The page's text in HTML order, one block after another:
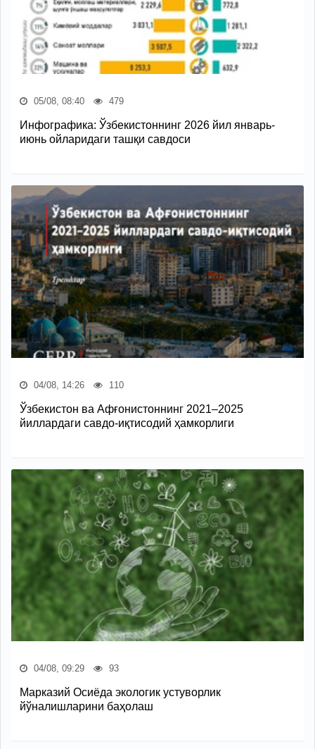
05/08, 08:40 479
Инфографика: Ўзбекистоннинг 2026 йил январь-
июнь ойларидаги ташқи савдоси
04/08, 14:26 110
Ўзбекистон ва Афғонистоннинг 2021–2025
йиллардаги савдо-иқтисодий ҳамкорлиги
04/08, 09:29 93
Марказий Осиёда экологик устуворлик
йўналишларини баҳолаш